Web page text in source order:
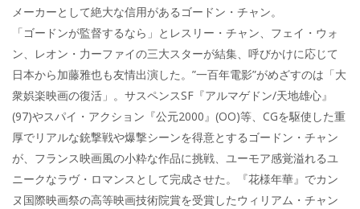
メーカーとして絶大な信用があるゴードン・チャン。
「ゴードンが監督するなら」とレスリー・チャン、フェイ・ウォ
ン、レオン・力ーファイの三大スターが結集、呼びかけに応じて
日本から加藤雅也も友情出演した。”一百年電影”がめざすのは「大
衆娯楽映画の復活」。サスペンスSF『アルマゲドン/天地雄心』
(97)やスパイ・アクション『公元2000』(OO)等、CGを駆使した重
厚でリアルな銃撃戦や爆撃シーンを得意とするゴードン・チャン
が、フランス映画風の小粋な作品に挑戦、ユーモア感覚溢れるユ
ニークなラヴ・ロマンスとして完成させた。『花様年華』でカン
ヌ国際映画祭の高等映画技術院賞を受賞したウィリアム・チャン